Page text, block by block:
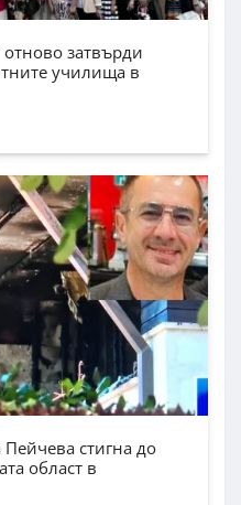
затвърди
училища в
стигна до
област в